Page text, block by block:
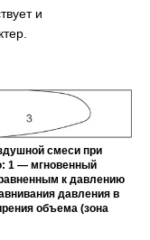
и
смеси при
1 — мгновенный
к давлению
давления в
объема (зона